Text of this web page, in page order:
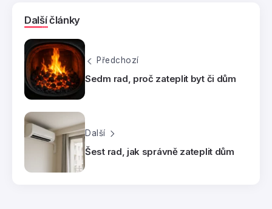
Další články
Předchozí
Sedm rad, proč zateplit byt či dům
Další
Šest rad, jak správně zateplit dům